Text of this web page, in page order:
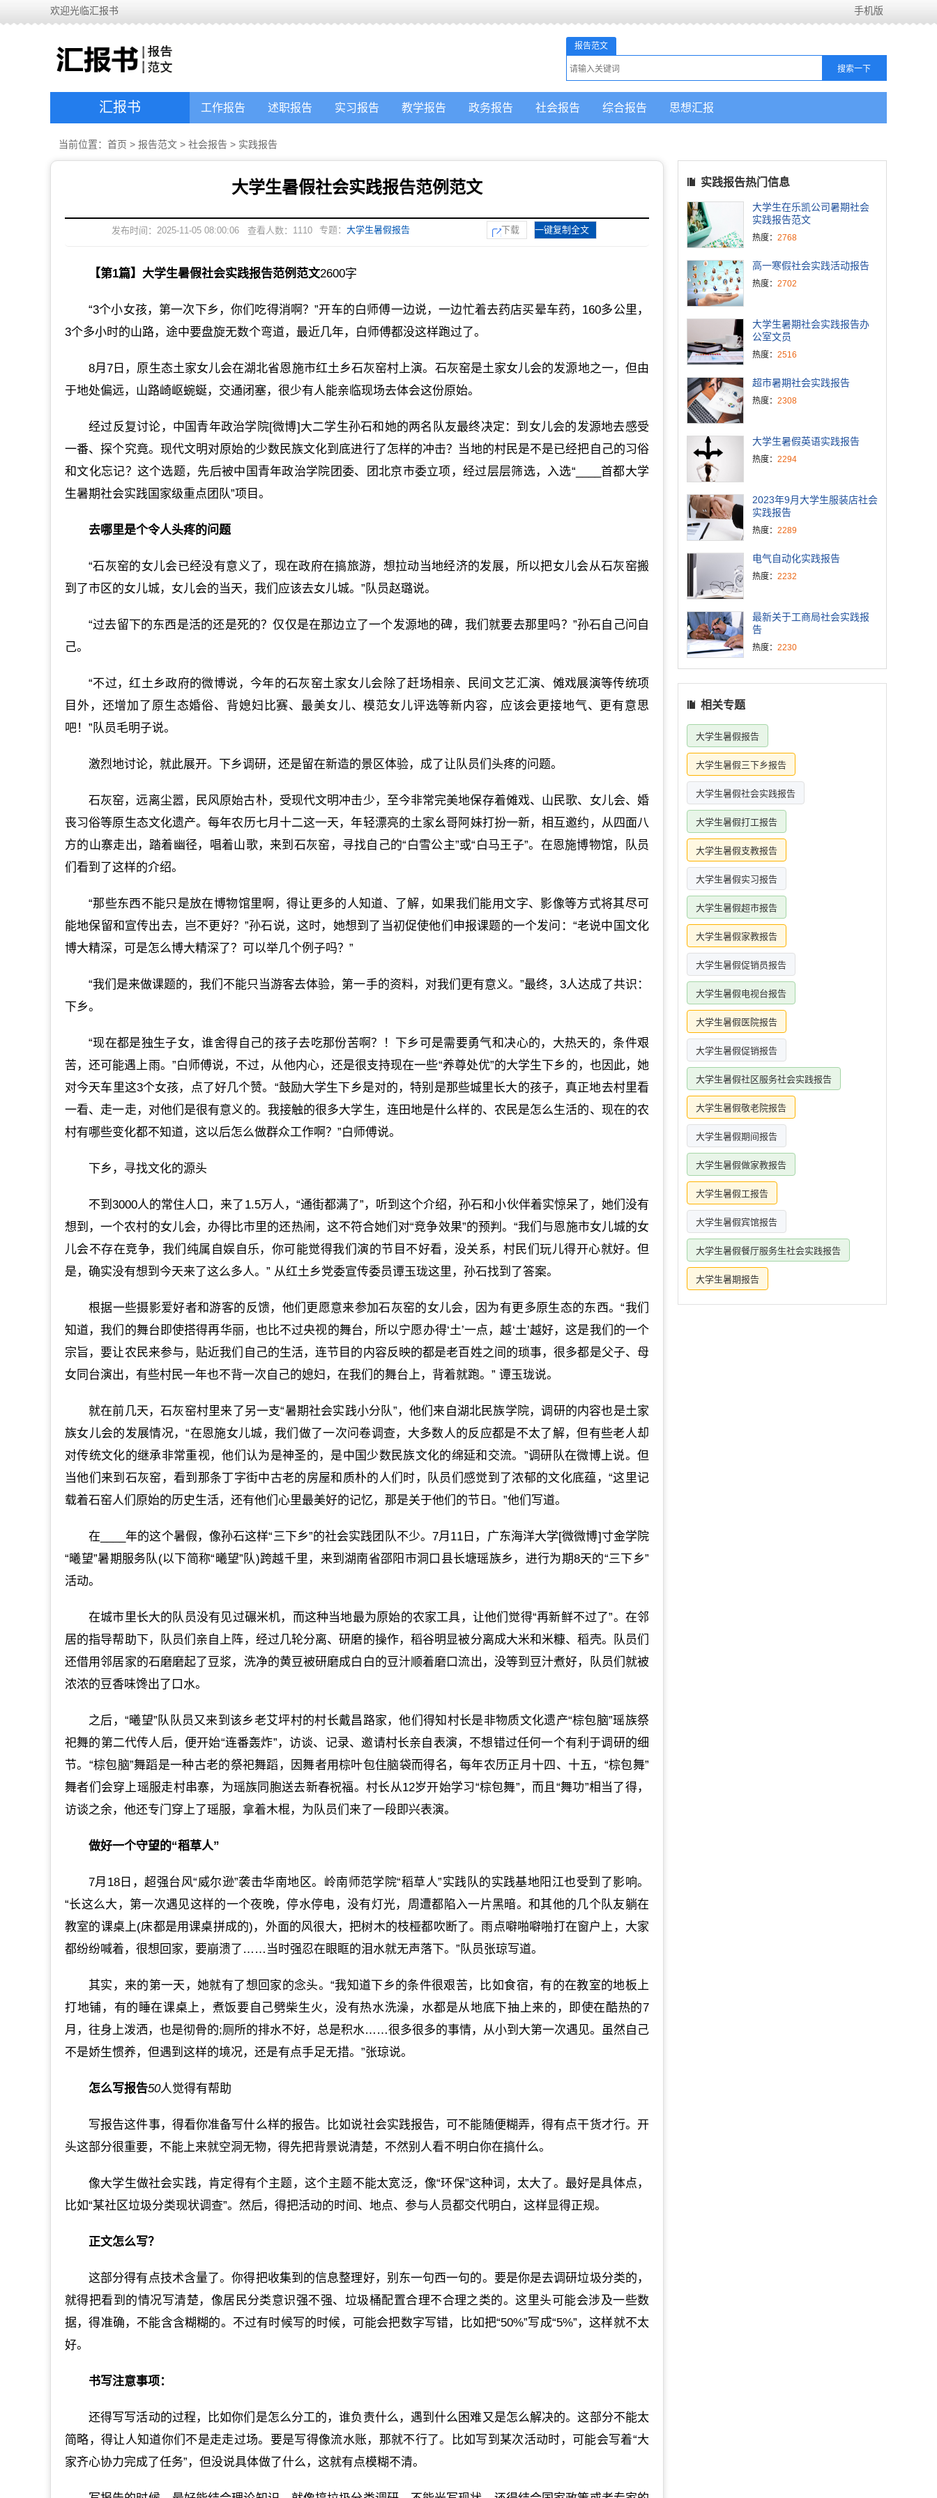
欢迎光临汇报书 手机版
报告范文
汇报书 工作报告 述职报告 实习报告 教学报告 政务报告 社会报告 综合报告 思想汇报
当前位置： 首页 > 报告范文 > 社会报告 > 实践报告
大学生暑假社会实践报告范例范文
发布时间：2025-11-05 08:00:06 查看人数： 1110 专题： 大学生暑假报告 下载 一键复制全文
【第1篇】大学生暑假社会实践报告范例范文2600字
“3个小女孩，第一次下乡，你们吃得消啊？”开车的白师傅一边说，一边忙着去药店买晕车药，160多公里，
3个多小时的山路，途中要盘旋无数个弯道，最近几年，白师傅都没这样跑过了。
8月7日，原生态土家女儿会在湖北省恩施市红土乡石灰窑村上演。石灰窑是土家女儿会的发源地之一，但由
于地处偏远，山路崎岖蜿蜒，交通闭塞，很少有人能亲临现场去体会这份原始。
经过反复讨论，中国青年政治学院[微博]大二学生孙石和她的两名队友最终决定：到女儿会的发源地去感受
一番、探个究竟。现代文明对原始的少数民族文化到底进行了怎样的冲击？当地的村民是不是已经把自己的习俗
和文化忘记？这个选题，先后被中国青年政治学院团委、团北京市委立项，经过层层筛选，入选“____首都大学
生暑期社会实践国家级重点团队”项目。
去哪里是个令人头疼的问题
“石灰窑的女儿会已经没有意义了，现在政府在搞旅游，想拉动当地经济的发展，所以把女儿会从石灰窑搬
到了市区的女儿城，女儿会的当天，我们应该去女儿城。”队员赵璐说。
“过去留下的东西是活的还是死的？仅仅是在那边立了一个发源地的碑，我们就要去那里吗？”孙石自己问自
己。
“不过，红土乡政府的微博说，今年的石灰窑土家女儿会除了赶场相亲、民间文艺汇演、傩戏展演等传统项
目外，还增加了原生态婚俗、背媳妇比赛、最美女儿、模范女儿评选等新内容，应该会更接地气、更有意思
吧！”队员毛明子说。
激烈地讨论，就此展开。下乡调研，还是留在新造的景区体验，成了让队员们头疼的问题。
石灰窑，远离尘嚣，民风原始古朴，受现代文明冲击少，至今非常完美地保存着傩戏、山民歌、女儿会、婚
丧习俗等原生态文化遗产。每年农历七月十二这一天，年轻漂亮的土家幺哥阿妹打扮一新，相互邀约，从四面八
方的山寨走出，踏着幽径，唱着山歌，来到石灰窑，寻找自己的“白雪公主”或“白马王子”。在恩施博物馆，队员
们看到了这样的介绍。
“那些东西不能只是放在博物馆里啊，得让更多的人知道、了解，如果我们能用文字、影像等方式将其尽可
能地保留和宣传出去，岂不更好？”孙石说，这时，她想到了当初促使他们申报课题的一个发问：“老说中国文化
博大精深，可是怎么博大精深了？可以举几个例子吗？”
“我们是来做课题的，我们不能只当游客去体验，第一手的资料，对我们更有意义。”最终，3人达成了共识：
下乡。
“现在都是独生子女，谁舍得自己的孩子去吃那份苦啊？！下乡可是需要勇气和决心的，大热天的，条件艰
苦，还可能遇上雨。”白师傅说，不过，从他内心，还是很支持现在一些“养尊处优”的大学生下乡的，也因此，她
对今天车里这3个女孩，点了好几个赞。“鼓励大学生下乡是对的，特别是那些城里长大的孩子，真正地去村里看
一看、走一走，对他们是很有意义的。我接触的很多大学生，连田地是什么样的、农民是怎么生活的、现在的农
村有哪些变化都不知道，这以后怎么做群众工作啊？”白师傅说。
下乡，寻找文化的源头
不到3000人的常住人口，来了1.5万人，“通街都满了”，听到这个介绍，孙石和小伙伴着实惊呆了，她们没有
想到，一个农村的女儿会，办得比市里的还热闹，这不符合她们对“竞争效果”的预判。“我们与恩施市女儿城的女
儿会不存在竞争，我们纯属自娱自乐，你可能觉得我们演的节目不好看，没关系，村民们玩儿得开心就好。但
是，确实没有想到今天来了这么多人。” 从红土乡党委宣传委员谭玉珑这里，孙石找到了答案。
根据一些摄影爱好者和游客的反馈，他们更愿意来参加石灰窑的女儿会，因为有更多原生态的东西。“我们
知道，我们的舞台即使搭得再华丽，也比不过央视的舞台，所以宁愿办得‘土’一点，越‘土’越好，这是我们的一个
宗旨，要让农民来参与，贴近我们自己的生活，连节目的内容反映的都是老百姓之间的琐事，很多都是父子、母
女同台演出，有些村民一年也不背一次自己的媳妇，在我们的舞台上，背着就跑。” 谭玉珑说。
就在前几天，石灰窑村里来了另一支“暑期社会实践小分队”，他们来自湖北民族学院，调研的内容也是土家
族女儿会的发展情况，“在恩施女儿城，我们做了一次问卷调查，大多数人的反应都是不太了解，但有些老人却
对传统文化的继承非常重视，他们认为是神圣的，是中国少数民族文化的绵延和交流。”调研队在微博上说。但
当他们来到石灰窑，看到那条丁字街中古老的房屋和质朴的人们时，队员们感觉到了浓郁的文化底蕴，“这里记
载着石窑人们原始的历史生活，还有他们心里最美好的记忆，那是关于他们的节日。”他们写道。
在____年的这个暑假，像孙石这样“三下乡”的社会实践团队不少。7月11日，广东海洋大学[微微博]寸金学院
“曦望”暑期服务队(以下简称“曦望”队)跨越千里，来到湖南省邵阳市洞口县长塘瑶族乡，进行为期8天的“三下乡”
活动。
在城市里长大的队员没有见过碾米机，而这种当地最为原始的农家工具，让他们觉得“再新鲜不过了”。在邻
居的指导帮助下，队员们亲自上阵，经过几轮分离、研磨的操作，稻谷明显被分离成大米和米糠、稻壳。队员们
还借用邻居家的石磨磨起了豆浆，洗净的黄豆被研磨成白白的豆汁顺着磨口流出，没等到豆汁煮好，队员们就被
浓浓的豆香味馋出了口水。
之后，“曦望”队队员又来到该乡老艾坪村的村长戴昌路家，他们得知村长是非物质文化遗产“棕包脑”瑶族祭
祀舞的第二代传人后，便开始“连番轰炸”，访谈、记录、邀请村长亲自表演，不想错过任何一个有利于调研的细
节。“棕包脑”舞蹈是一种古老的祭祀舞蹈，因舞者用棕叶包住脑袋而得名，每年农历正月十四、十五，“棕包舞”
舞者们会穿上瑶服走村串寨，为瑶族同胞送去新春祝福。村长从12岁开始学习“棕包舞”，而且“舞功”相当了得，
访谈之余，他还专门穿上了瑶服，拿着木棍，为队员们来了一段即兴表演。
做好一个守望的“稻草人”
7月18日，超强台风“威尔逊”袭击华南地区。岭南师范学院“稻草人”实践队的实践基地阳江也受到了影响。
“长这么大，第一次遇见这样的一个夜晚，停水停电，没有灯光，周遭都陷入一片黑暗。和其他的几个队友躺在
教室的课桌上(床都是用课桌拼成的)，外面的风很大，把树木的枝桠都吹断了。雨点噼啪噼啪打在窗户上，大家
都纷纷喊着，很想回家，要崩溃了……当时强忍在眼眶的泪水就无声落下。”队员张琼写道。
其实，来的第一天，她就有了想回家的念头。“我知道下乡的条件很艰苦，比如食宿，有的在教室的地板上
打地铺，有的睡在课桌上，煮饭要自己劈柴生火，没有热水洗澡，水都是从地底下抽上来的，即使在酷热的7
月，往身上泼洒，也是彻骨的;厕所的排水不好，总是积水……很多很多的事情，从小到大第一次遇见。虽然自己
不是娇生惯养，但遇到这样的境况，还是有点手足无措。”张琼说。
怎么写报告50人觉得有帮助
写报告这件事，得看你准备写什么样的报告。比如说社会实践报告，可不能随便糊弄，得有点干货才行。开
头这部分很重要，不能上来就空洞无物，得先把背景说清楚，不然别人看不明白你在搞什么。
像大学生做社会实践，肯定得有个主题，这个主题不能太宽泛，像“环保”这种词，太大了。最好是具体点，
比如“某社区垃圾分类现状调查”。然后，得把活动的时间、地点、参与人员都交代明白，这样显得正规。
正文怎么写？
这部分得有点技术含量了。你得把收集到的信息整理好，别东一句西一句的。要是你是去调研垃圾分类的，
就得把看到的情况写清楚，像居民分类意识强不强、垃圾桶配置合理不合理之类的。这里头可能会涉及一些数
据，得准确，不能含含糊糊的。不过有时候写的时候，可能会把数字写错，比如把“50%”写成“5%”，这样就不太
好。
书写注意事项：
还得写写活动的过程，比如你们是怎么分工的，谁负责什么，遇到什么困难又是怎么解决的。这部分不能太
简略，得让人知道你们不是走走过场。要是写得像流水账，那就不行了。比如写到某次活动时，可能会写着“大
家齐心协力完成了任务”，但没说具体做了什么，这就有点模糊不清。
实践报告热门信息
大学生在乐凯公司暑期社会
实践报告范文
热度： 2768
高一寒假社会实践活动报告
热度： 2702
大学生暑期社会实践报告办
公室文员
热度： 2516
超市暑期社会实践报告
热度： 2308
大学生暑假英语实践报告
热度： 2294
2023年9月大学生服装店社会
实践报告
热度： 2289
电气自动化实践报告
热度： 2232
最新关于工商局社会实践报
告
热度： 2230
相关专题
大学生暑假报告
大学生暑假三下乡报告
大学生暑假社会实践报告
大学生暑假打工报告
大学生暑假支教报告
大学生暑假实习报告
大学生暑假超市报告
大学生暑假家教报告
大学生暑假促销员报告
大学生暑假电视台报告
大学生暑假医院报告
大学生暑假促销报告
大学生暑假社区服务社会实践报告
大学生暑假敬老院报告
大学生暑假期间报告
大学生暑假做家教报告
大学生暑假工报告
大学生暑假宾馆报告
大学生暑假餐厅服务生社会实践报告
大学生暑期报告